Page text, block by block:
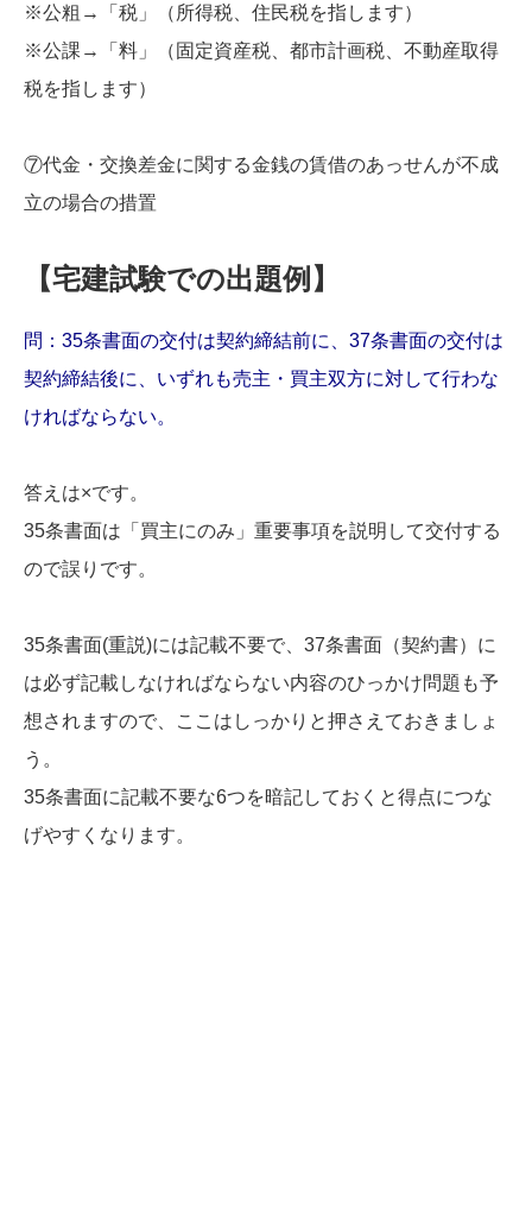
※公粗→「税」（所得税、住民税を指します）
※公課→「料」（固定資産税、都市計画税、不動産取得
税を指します）
⑦代金・交換差金に関する金銭の賃借のあっせんが不成
立の場合の措置
【宅建試験での出題例】
問：35条書面の交付は契約締結前に、37条書面の交付は
契約締結後に、いずれも売主・買主双方に対して行わな
ければならない。
答えは×です。
35条書面は「買主にのみ」重要事項を説明して交付する
ので誤りです。
35条書面(重説)には記載不要で、37条書面（契約書）に
は必ず記載しなければならない内容のひっかけ問題も予
想されますので、ここはしっかりと押さえておきましょ
う。
35条書面に記載不要な6つを暗記しておくと得点につな
げやすくなります。